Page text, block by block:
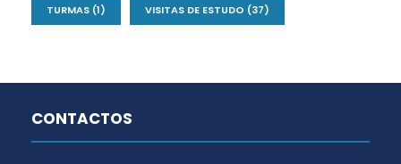
TURMAS (1) VISITAS DE ESTUDO (37)
CONTACTOS